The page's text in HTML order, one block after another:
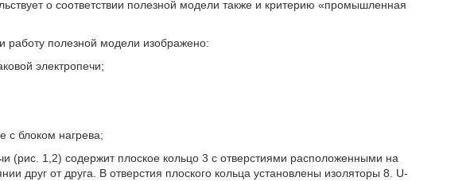
о соответствии полезной модели также и критерию «промышленная
работу полезной модели изображено:
электропечи;
с блоком нагрева;
(рис. 1,2) содержит плоское кольцо 3 с отверстиями расположенными на
друг от друга. В отверстия плоского кольца установлены изоляторы 8. U-